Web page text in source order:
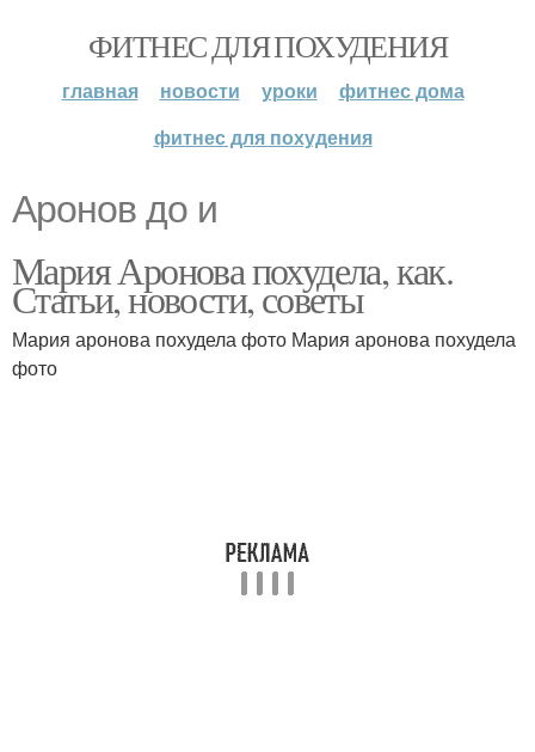
ФИТНЕС ДЛЯ ПОХУДЕНИЯ
главная новости уроки
фитнес дома
фитнес для похудения
Аронов до и
Мария Аронова похудела, как.
Статьи, новости, советы
Мария аронова похудела фото Мария аронова похудела
фото